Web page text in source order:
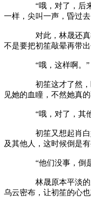
“哦，对了，后来你
一样，尖叫一声，昏过
对此，林晟还真得
不是要把初笙敲晕再带出
“哦，这样啊。”
初笙这才了然，眸
见她的血瞳，不然她真
“哦，对了，其他
初笙又想起肖白她
及其他人，这时候倒是有
“他们没事，倒是
林晟原本平淡的眉
乌云密布，让初笙的心也